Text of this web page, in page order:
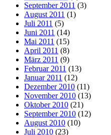
September 2011 (3)
August 2011 (1)
Juli 2011 (5)
Juni 2011 (14)
Mai 2011 (15)
April 2011 (8)
März 2011 (9)
Februar 2011 (13)
Januar 2011 (12)
Dezember 2010 (11)
November 2010 (13)
Oktober 2010 (21)
September 2010 (12)
August 2010 (10)
Juli 2010 (23)